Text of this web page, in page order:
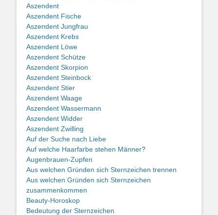
Aszendent
Aszendent Fische
Aszendent Jungfrau
Aszendent Krebs
Aszendent Löwe
Aszendent Schütze
Aszendent Skorpion
Aszendent Steinbock
Aszendent Stier
Aszendent Waage
Aszendent Wassermann
Aszendent Widder
Aszendent Zwilling
Auf der Suche nach Liebe
Auf welche Haarfarbe stehen Männer?
Augenbrauen-Zupfen
Aus welchen Gründen sich Sternzeichen trennen
Aus welchen Gründen sich Sternzeichen
zusammenkommen
Beauty-Horoskop
Bedeutung der Sternzeichen